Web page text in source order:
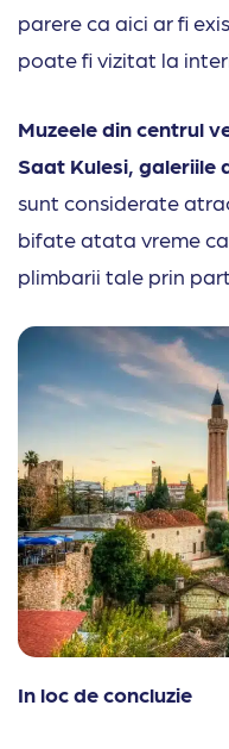
parere ca aici ar fi
poate fi vizitat la
Muzeele din centrul
Saat Kulesi,
sunt considerate
bifate atata vreme
plimbarii tale prin
In loc de concluzie